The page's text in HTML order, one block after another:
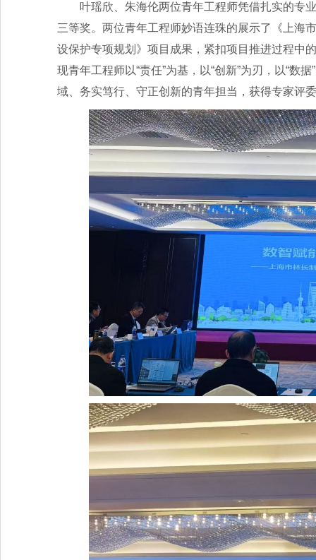
叶瑶欣、朱海伦两位青年工程师凭借扎实的专
三等奖。两位青年工程师妙语连珠的展示了《上海
设保护专项规划》项目成果，紧扣项目推进过程中
现青年工程师以“责任”为基，以“创新”为刃，以“数
域、务实笃行、守正创新的青年担当，获得专家评